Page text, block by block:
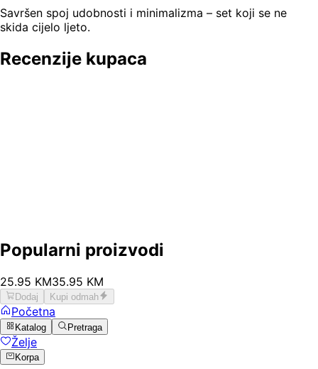
Savršen spoj udobnosti i minimalizma – set koji se ne
skida cijelo ljeto.
Recenzije kupaca
Popularni proizvodi
25.95 KM35.95 KM
Dodaj Kupi odmah
Početna
Katalog Pretraga
Želje
Korpa